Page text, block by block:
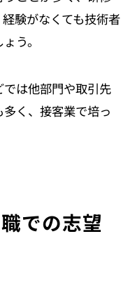
験がなくても技術者
う。
は他部門や取引先
く、接客業で培っ
での志望